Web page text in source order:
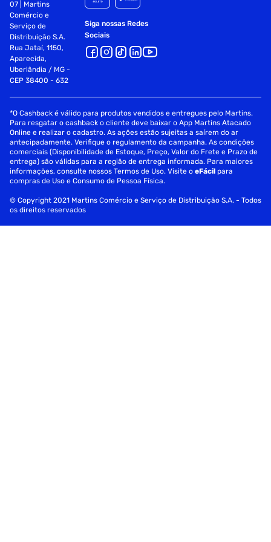
07 | Martins
Comércio e
Serviço de
Distribuição S.A.
Rua Jataí, 1150,
Aparecida,
Uberlândia / MG -
CEP 38400 - 632
Siga nossas Redes
Sociais
*O Cashback é válido para produtos vendidos e entregues pelo Martins.
Para resgatar o cashback o cliente deve baixar o App Martins Atacado
Online e realizar o cadastro. As ações estão sujeitas a saírem do ar
antecipadamente. Verifique o regulamento da campanha. As condições
comerciais (Disponibilidade de Estoque, Preço, Valor do Frete e Prazo de
entrega) são válidas para a região de entrega informada. Para maiores
informações, consulte nossos Termos de Uso. Visite oeFácil para
compras de Uso e Consumo de Pessoa Física.
© Copyright 2021 Martins Comércio e Serviço de Distribuição S.A. - Todos
os direitos reservados